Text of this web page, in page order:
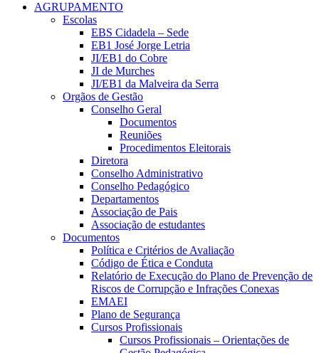
AGRUPAMENTO
Escolas
EBS Cidadela – Sede
EB1 José Jorge Letria
JI/EB1 do Cobre
JI de Murches
JI/EB1 da Malveira da Serra
Orgãos de Gestão
Conselho Geral
Documentos
Reuniões
Procedimentos Eleitorais
Diretora
Conselho Administrativo
Conselho Pedagógico
Departamentos
Associação de Pais
Associação de estudantes
Documentos
Política e Critérios de Avaliação
Código de Ética e Conduta
Relatório de Execução do Plano de Prevenção de
Riscos de Corrupção e Infrações Conexas
EMAEI
Plano de Segurança
Cursos Profissionais
Cursos Profissionais – Orientações de